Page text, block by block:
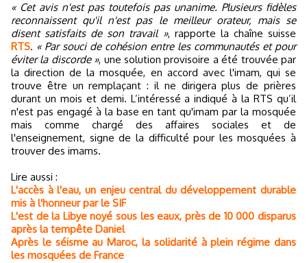
« Cet avis n'est pas toutefois pas unanime. Plusieurs fidèles
reconnaissent qu'il n'est pas le meilleur orateur, mais se
disent satisfaits de son travail », rapporte la chaîne suisse
RTS. « Par souci de cohésion entre les communautés et pour
éviter la discorde », une solution provisoire a été trouvée par
la direction de la mosquée, en accord avec l'imam, qui se
trouve être un remplaçant : il ne dirigera plus de prières
durant un mois et demi. L’intéressé a indiqué à la RTS qu’il
n'est pas engagé à la base en tant qu'imam par la mosquée
mais comme chargé des affaires sociales et de
l'enseignement, signe de la difficulté pour les mosquées à
trouver des imams.
Lire aussi :
L'accès à l'eau, un enjeu central du développement durable
mis à l'honneur par le SIF
L'est de la Libye noyé sous les eaux, près de 10 000 disparus
après la tempête Daniel
Après le séisme au Maroc, la solidarité à plein régime dans
les mosquées de France